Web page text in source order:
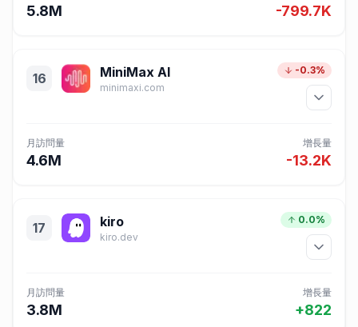
5.8M -799.7K
16 MiniMax AI
minimaxi.com
-0.3%
月訪問量
4.6M
增長量
-13.2K
17 kiro
kiro.dev
0.0%
月訪問量
3.8M
增長量
+822